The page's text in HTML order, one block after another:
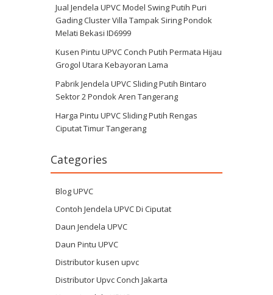
Jual Jendela UPVC Model Swing Putih Puri
Gading Cluster Villa Tampak Siring Pondok
Melati Bekasi ID6999
Kusen Pintu UPVC Conch Putih Permata Hijau
Grogol Utara Kebayoran Lama
Pabrik Jendela UPVC Sliding Putih Bintaro
Sektor 2 Pondok Aren Tangerang
Harga Pintu UPVC Sliding Putih Rengas
Ciputat Timur Tangerang
Categories
Blog UPVC
Contoh Jendela UPVC Di Ciputat
Daun Jendela UPVC
Daun Pintu UPVC
Distributor kusen upvc
Distributor Upvc Conch Jakarta